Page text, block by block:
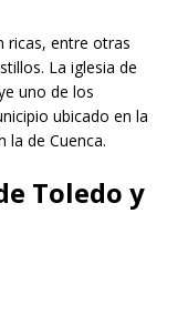
ricas, entre otras
La iglesia de
uno de los
ubicado en la
la de Cuenca.
Toledo y